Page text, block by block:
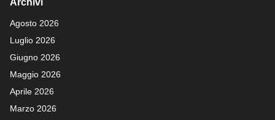
Agosto 2026
Luglio 2026
Giugno 2026
Maggio 2026
Aprile 2026
Marzo 2026